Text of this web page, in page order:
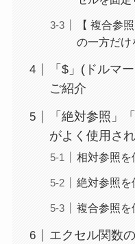
【 複合
の一方だけ
「$」(ドルマ
ご紹介
「絶対参照」
がよく使用さ
相対参照を
絶対参照を
複合参照を
エクセル関数